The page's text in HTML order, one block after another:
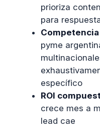
prioriza
para
pyme
específico
ROI
crece mes a
lead cae